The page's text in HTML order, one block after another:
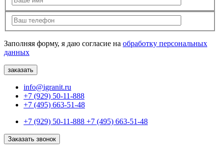
Заполняя форму, я даю согласие на обработку персональных
данных
info@igranit.ru
+7 (929) 50-11-888
+7 (495) 663-51-48
+7 (929) 50-11-888 +7 (495) 663-51-48
Заказать звонок